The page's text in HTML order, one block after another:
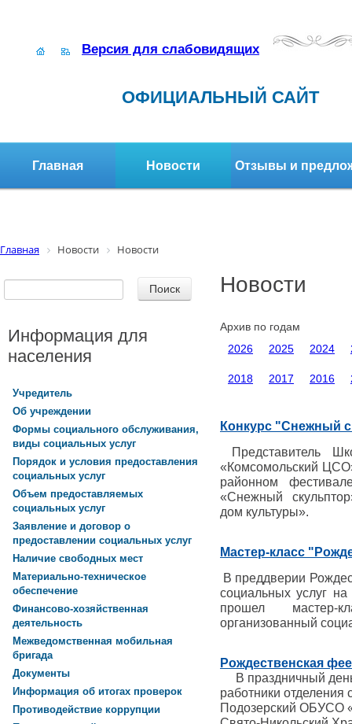
Версия для слабовидящих
ОФИЦИАЛЬНЫЙ САЙТ
Главная Новости Отзывы и
Главная Новости Новости
Новости
Архив по годам
2026
2025 2024
2018 2017 2016
Конкурс "Снежный
Представитель
«Комсомольский
районном
«Снежный
дом культуры».
Мастер-класс
В преддверии
социальных услуг
прошел мастер-
организованный
Рождественская
В праздничный
работники отделения
Подозерский ОБУСО
Информация для
населения
Учредитель
Об учреждении
Формы социального обслуживания,
виды социальных услуг
Порядок и условия предоставления
социальных услуг
Объем предоставляемых
социальных услуг
Заявление и договор о
предоставлении социальных услуг
Наличие свободных мест
Материально-техническое
обеспечение
Финансово-хозяйственная
деятельность
Межведомственная мобильная
бригада
Документы
Информация об итогах проверок
Противодействие коррупции